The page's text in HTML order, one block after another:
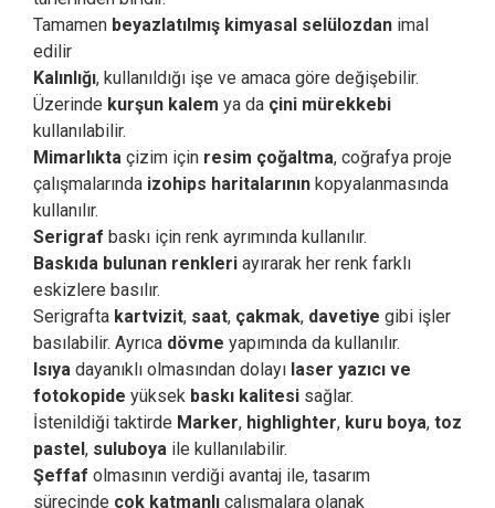
Tamamen beyazlatılmış kimyasal selülozdan imal
edilir
Kalınlığı, kullanıldığı işe ve amaca göre değişebilir.
Üzerinde kurşun kalem ya da çini mürekkebi
kullanılabilir.
Mimarlıkta çizim için resim çoğaltma, coğrafya proje
çalışmalarında izohips haritalarının kopyalanmasında
kullanılır.
Serigraf baskı için renk ayrımında kullanılır.
Baskıda bulunan renkleri ayırarak her renk farklı
eskizlere basılır.
Serigrafta kartvizit, saat, çakmak, davetiye gibi işler
basılabilir. Ayrıca dövme yapımında da kullanılır.
Isıya dayanıklı olmasından dolayı laser yazıcı ve
fotokopide yüksek baskı kalitesi sağlar.
İstenildiği taktirde Marker, highlighter, kuru boya, toz
pastel, suluboya ile kullanılabilir.
Şeffaf olmasının verdiği avantaj ile, tasarım
sürecinde çok katmanlı çalışmalara olanak